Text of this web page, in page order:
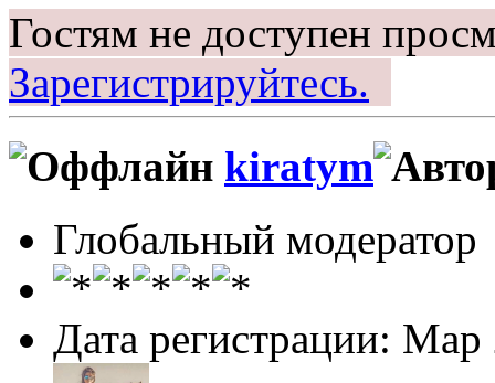
Гостям не доступен
Зарегистрируйтесь.
kiratym
Глобальный модератор
Дата регистрации: Мар